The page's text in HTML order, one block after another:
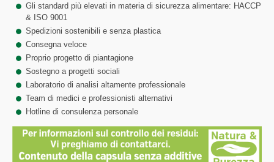
Gli standard più elevati in materia di sicurezza alimentare: HACCP
& ISO 9001
Spedizioni sostenibili e senza plastica
Consegna veloce
Proprio progetto di piantagione
Sostegno a progetti sociali
Laboratorio di analisi altamente professionale
Team di medici e professionisti alternativi
Hotline di consulenza personale